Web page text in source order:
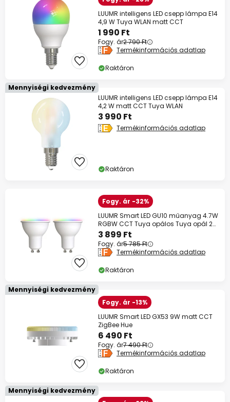
LUUMR intelligens LED csepp lámpa E14
4,9 W Tuya WLAN matt CCT
1 990 Ft
Fogy. ár2 790 Ft
Termékinformációs adatlap
Raktáron
Mennyiségi kedvezmény
LUUMR intelligens LED csepp lámpa E14
4,2 W matt CCT Tuya WLAN
3 990 Ft
Termékinformációs adatlap
Raktáron
Fogy. ár -32%
LUUMR Smart LED GU10 műanyag 4.7W
RGBW CCT Tuya opálos Tuya opál 2
darabos
3 899 Ft
Fogy. ár5 785 Ft
Termékinformációs adatlap
Raktáron
Mennyiségi kedvezmény
Fogy. ár -13%
LUUMR Smart LED GX53 9W matt CCT
ZigBee Hue
6 490 Ft
Fogy. ár7 490 Ft
Termékinformációs adatlap
Raktáron
Mennyiségi kedvezmény